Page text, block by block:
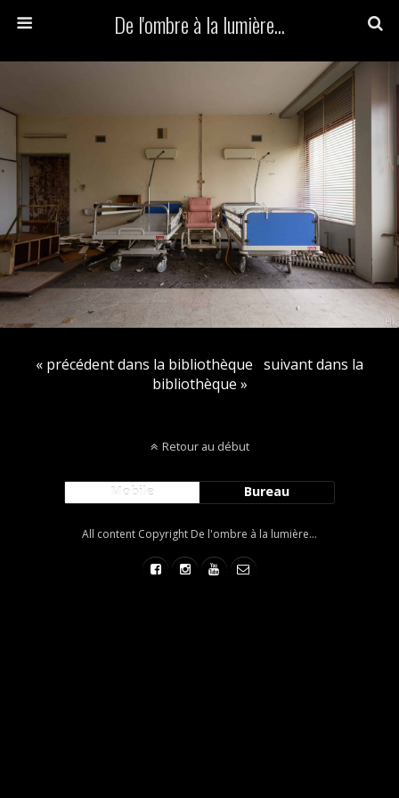
De l'ombre à la lumière...
« précédent dans la bibliothèque suivant dans la
bibliothèque »
Retour au début
Mobile Bureau
All content Copyright De l'ombre à la lumière...